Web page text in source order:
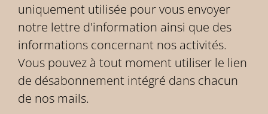
uniquement utilisée pour vous envoyer
notre lettre d'information ainsi que des
informations concernant nos activités.
Vous pouvez à tout moment utiliser le lien
de désabonnement intégré dans chacun
de nos mails.